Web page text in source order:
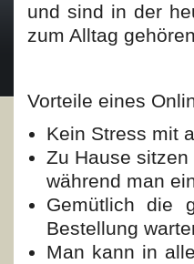
und sind in der
zum Alltag
Vorteile eines
Kein Stress mit
Zu Hause
während man
Gemütlich die
Bestellung
Man kann in